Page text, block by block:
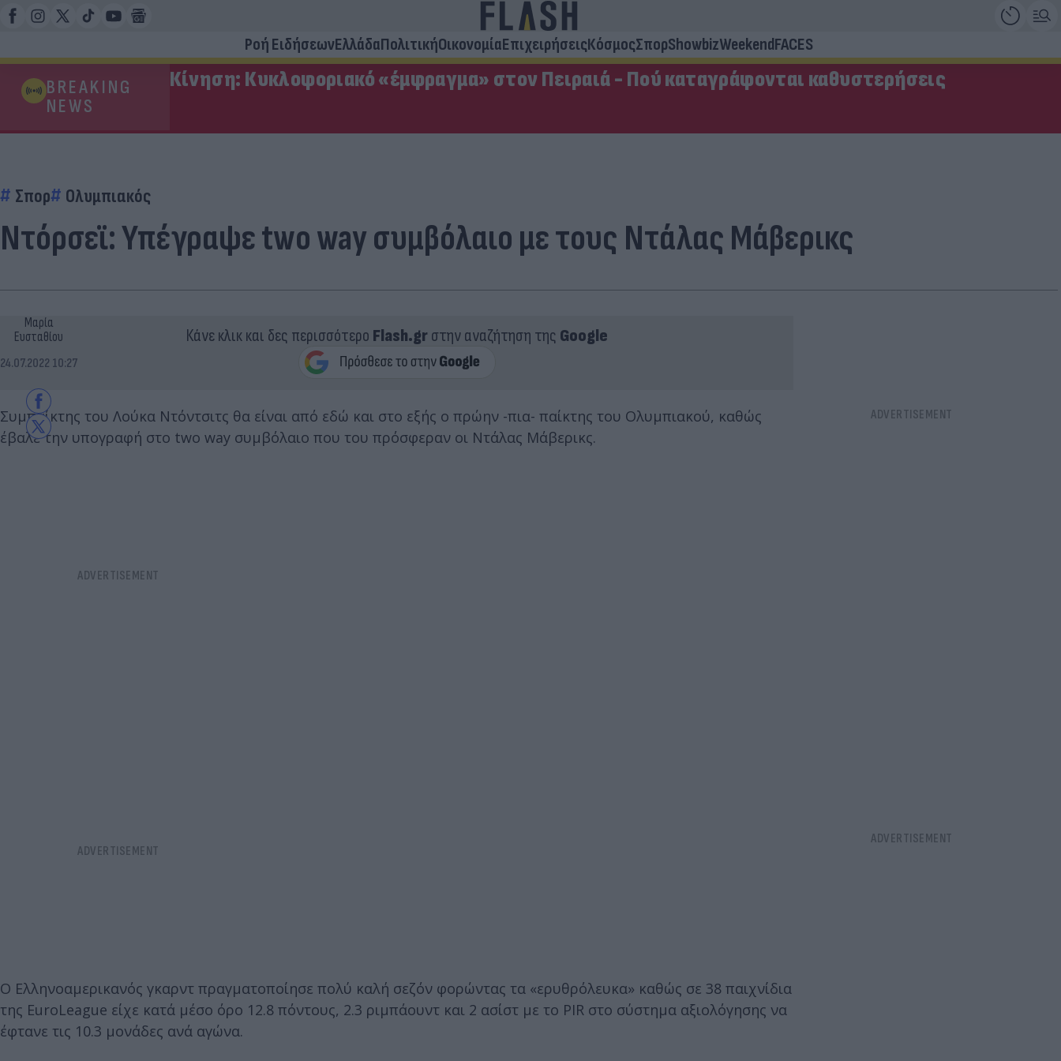
Ροή ΕιδήσεωνΕλλάδαΠολιτικήΟικονομίαΕπιχειρήσειςΚόσμοςΣπορShowbizWeekendFACES
BREAKING
NEWS
Κίνηση: Κυκλοφοριακό «έμφραγμα» στον Πειραιά - Πού καταγράφονται καθυστερήσεις
Σπορ Ολυμπιακός
Ντόρσεϊ: Υπέγραψε two way συμβόλαιο με τους Ντάλας Μάβερικς
Μαρία
Ευσταθίου
24.07.2022 10:27
Κάνε κλικ και δες περισσότερο Flash.grστην αναζήτηση της Google
Συμπαίκτης του Λούκα Ντόντσιτς θα είναι από εδώ και στο εξής ο πρώην -πια- παίκτης του Ολυμπιακού, καθώς
έβαλε την υπογραφή στο two way συμβόλαιο που του πρόσφεραν οι Ντάλας Μάβερικς.
Ο Ελληνοαμερικανός γκαρντ πραγματοποίησε πολύ καλή σεζόν φορώντας τα «ερυθρόλευκα» καθώς σε 38 παιχνίδια
της EuroLeague είχε κατά μέσο όρο 12.8 πόντους, 2.3 ριμπάουντ και 2 ασίστ με το PIR στο σύστημα αξιολόγησης να
έφτανε τις 10.3 μονάδες ανά αγώνα.